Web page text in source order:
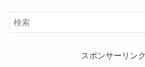
スポンサーリンク